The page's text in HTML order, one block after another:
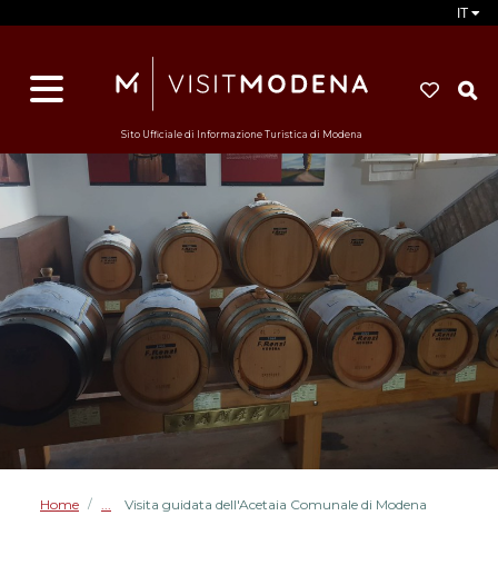
IT
Sito Ufficiale di Informazione Turistica di Modena
Home / Visita guidata dell'Acetaia Comunale di Modena